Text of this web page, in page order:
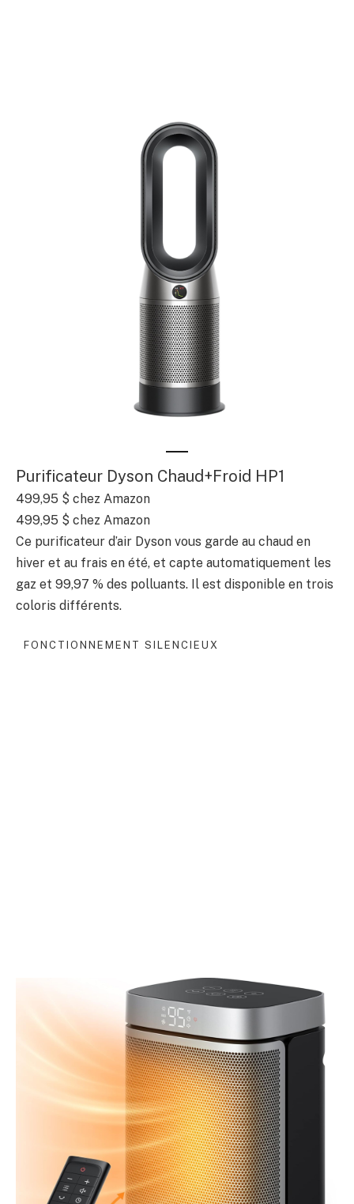
Purificateur Dyson Chaud+Froid HP1
499,95 $ chez Amazon
499,95 $ chez Amazon
Ce purificateur d’air Dyson vous garde au chaud en
hiver et au frais en été, et capte automatiquement les
gaz et 99,97 % des polluants. Il est disponible en trois
coloris différents.
FONCTIONNEMENT SILENCIEUX